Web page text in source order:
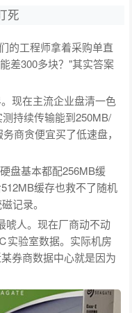
死
的工程师拿着采购单直
差300多块？"其实答案
现在主流企业盘清一色
持续传输能到250MB/
商贪便宜买了低速盘，
盘基本都配256MB缓
缓存也救不了随机
记录。
唬人。现在厂商动不动
实验室数据。实际机房
券商数据中心就是因为